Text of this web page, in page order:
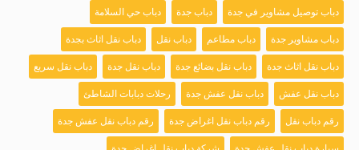
دباب توصيل مشاوير في جدة دباب جدة دباب حي السلامة
دباب مشاوير جدة دباب مطاعم دباب نقل دباب نقل اثاث بجدة
دباب نقل اثاث جدة دباب نقل بضائع جدة دباب نقل جدة دباب نقل سريع
دباب نقل عفش دباب نقل عفش جدة رحلات دبابات الشاطئ
رقم دباب نقل رقم دباب نقل اغراض جدة رقم دباب نقل عفش جدة